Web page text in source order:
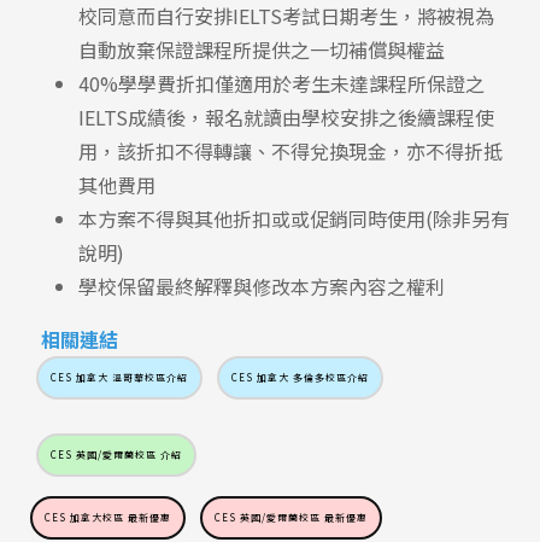
Latest News 最新消息
Promotion
校同意而自行安排IELTS考試日期考生，將被視為
自動放棄保證課程所提供之一切補償與權益
40%學學費折扣僅適用於考生未達課程所保證之
IELTS成績後，報名就讀由學校安排之後續課程使
用，該折扣不得轉讓、不得兌換現金，亦不得折抵
其他費用
本方案不得與其他折扣或或促銷同時使用(除非另有
說明)
學校保留最終解釋與修改本方案內容之權利
相關連結
CES 加拿大 溫哥華校區介紹 CES 加拿大 多倫多校區介紹
CES 英國/愛爾蘭校區 介紹
CES 加拿大校區 最新優惠 CES 英國/愛爾蘭校區 最新優惠